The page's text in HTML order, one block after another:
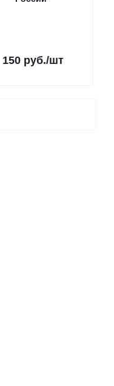
150руб./шт